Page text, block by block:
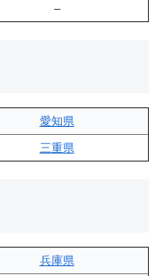
–
愛知県
三重県
兵庫県